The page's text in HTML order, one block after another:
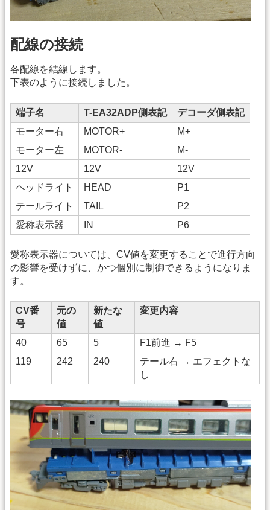
配線の接続
各配線を結線します。
下表のように接続しました。
端子名 T-EA32ADP側表記
デコーダ側表記
モーター右
MOTOR+
M+
モーター左
MOTOR-
M-
12V
12V
12V
ヘッドライト
HEAD
P1
テールライト
TAIL
P2
愛称表示器
IN P6
愛称表示器については、CV値を変更することで進行方向
の影響を受けずに、かつ個別に制御できるようになりま
す。
CV番
号
元の
値
新たな
値
変更内容
40 65 5
F1前進 → F5
119
242 240
テール右 → エフェクトな
し